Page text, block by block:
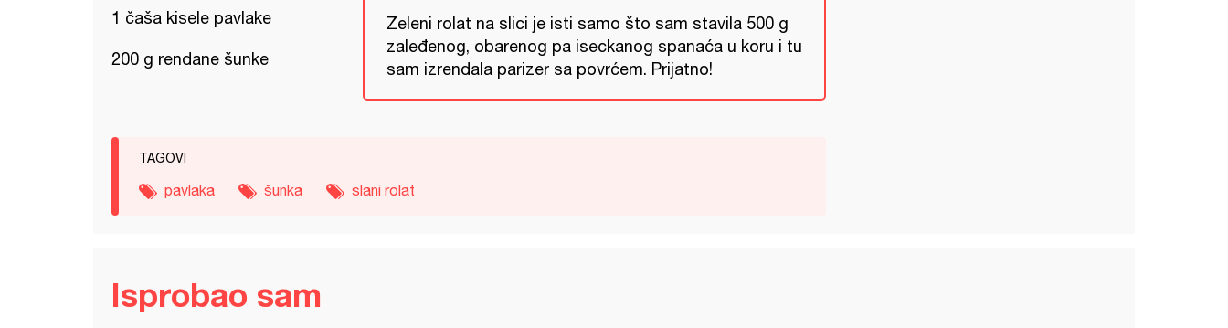
1 čaša kisele pavlake
200 g rendane šunke
Zeleni rolat na slici je isti samo što sam stavila 500 g
zaleđenog, obarenog pa iseckanog spanaća u koru i tu
sam izrendala parizer sa povrćem. Prijatno!
TAGOVI
pavlaka šunka slani rolat
Isprobao sam